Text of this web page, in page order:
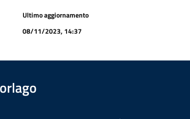
Ultimo aggiornamento
08/11/2023, 14:37